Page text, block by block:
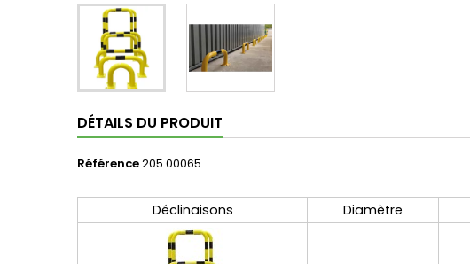
DÉTAILS DU PRODUIT
Référence205.00065
Déclinaisons Diamètre